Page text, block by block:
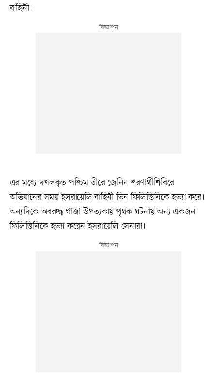
বাহিনী।
এর মধ্যে দখলকৃত পশ্চিম তীরে জেনিন শরণার্থীশিবিরে
অভিযানের সময় ইসরায়েলি বাহিনী তিন ফিলিস্তিনিকে হত্যা করে।
অন্যদিকে অবরুদ্ধ গাজা উপত্যকায় পৃথক ঘটনায় অন্য একজন
ফিলিস্তিনিকে হত্যা করেন ইসরায়েলি সেনারা।